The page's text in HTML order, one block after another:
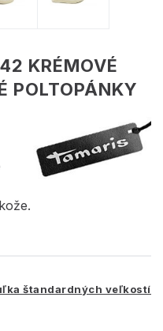
KRÉMOVÉ
POLTOPÁNKY
štandardných veľkostí